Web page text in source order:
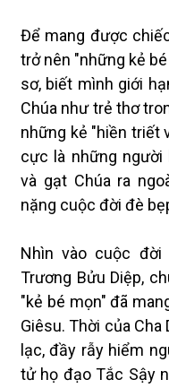
Để mang được
trở nên "những kẻ
sơ, biết mình giới
Chúa như trẻ thơ
những kẻ "hiền triết
cực là những người
và gạt Chúa ra
nặng cuộc đời đè
Nhìn vào cuộc đời
Trương Bửu Diệp,
"kẻ bé mọn" đã
Giêsu. Thời của
lạc, đầy rẫy hiểm
tử họ đạo Tắc Sậy